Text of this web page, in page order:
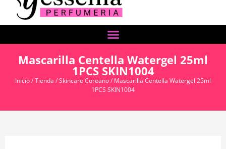
Mascarilla Centella Watergel 25ml
1PCS SKIN1004
Inicio/Tienda /Skincare Coreano/ Mascarilla Centella Watergel 25ml
1PCS SKIN1004